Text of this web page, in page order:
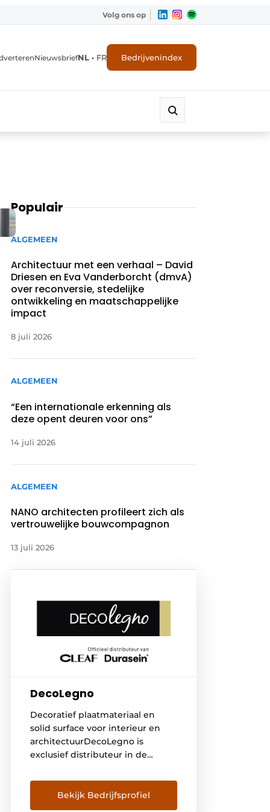
Volg ons op
NieuwsbriefNL • FR Bedrijvenindex
Populair
ALGEMEEN
Architectuur met een verhaal – David
Driesen en Eva Vanderborcht (dmvA)
over reconversie, stedelijke
ontwikkeling en maatschappelijke
impact
8 juli 2026
ALGEMEEN
“Een internationale erkenning als
deze opent deuren voor ons”
14 juli 2026
ALGEMEEN
NANO architecten profileert zich als
vertrouwelijke bouwcompagnon
13 juli 2026
DecoLegno
Decoratief plaatmateriaal en
solid surface voor interieur en
architectuurDecoLegno is
exclusief distributeur in de
Cleaf en van Durasein® solid
surface. Met deze twee
complementaire merken richt
Bekijk Bedrijfsprofiel